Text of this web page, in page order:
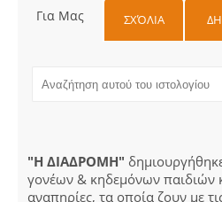
Για Μας ΣΧΌΛΙΑ
"Η ΔΙΑΔΡΟΜΗ"
γονέων & κηδεμόνων παιδιών
αναπηρίες, τα οποία ζουν με